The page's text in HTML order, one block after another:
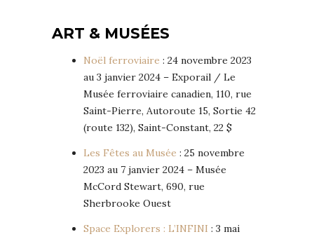
ART & MUSÉES
Noël ferroviaire : 24 novembre 2023
au 3 janvier 2024 – Exporail / Le
Musée ferroviaire canadien, 110, rue
Saint-Pierre, Autoroute 15, Sortie 42
(route 132), Saint-Constant, 22 $
Les Fêtes au Musée : 25 novembre
2023 au 7 janvier 2024 – Musée
McCord Stewart, 690, rue
Sherbrooke Ouest
Space Explorers : L’INFINI : 3 mai